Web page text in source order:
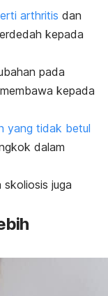
arthritis dan
kepada
pada
kepada
yang tidak betul
dalam
skoliosis juga